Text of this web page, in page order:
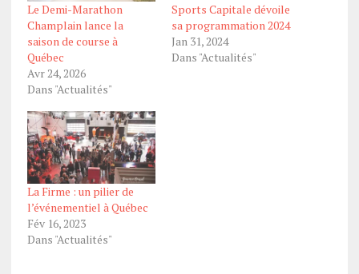
Le Demi-Marathon
Champlain lance la
saison de course à
Québec
Avr 24, 2026
Dans "Actualités"
Sports Capitale dévoile
sa programmation 2024
Jan 31, 2024
Dans "Actualités"
La Firme : un pilier de
l’événementiel à Québec
Fév 16, 2023
Dans "Actualités"